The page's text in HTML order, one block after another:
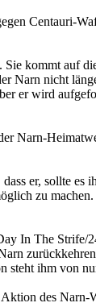
Centauri-
kommt auf
Narn nicht
er wird
Narn-
er, sollte es
zu
In The Strife/
steht ihm von
des Narn-